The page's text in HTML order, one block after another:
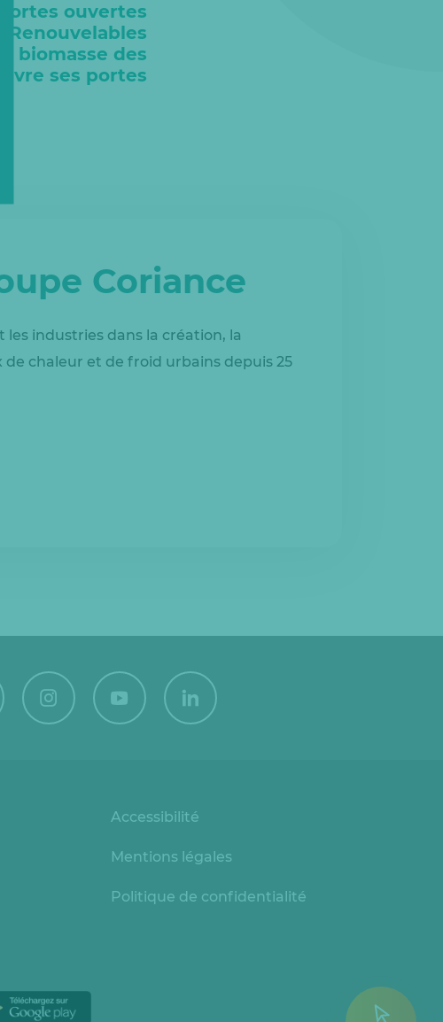
ouvertes
Renouvelables
biomasse des
ses portes
Coriance
industries dans la création, la
chaleur et de froid urbains depuis 25
Accessibilité
Mentions légales
Politique de confidentialité